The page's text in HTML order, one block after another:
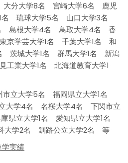
分大学8名 宮崎大学6名 鹿児
名 琉球大学5名 山口大学3名
島根大学4名 鳥取大学4名 香
京学芸大学1名 千葉大学1名 和
茨城大学1名 群馬大学1名 新潟
業大学1名 北海道教育大学1
立大学5名 福岡県立大学1名
大学4名 名桜大学4名 下関市立
県立大学1名 愛知県立大学1名
大学2名 釧路公立大学2名 等
実績